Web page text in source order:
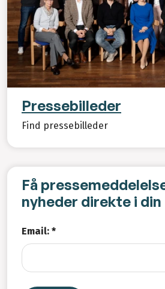
Pressebilleder
Find pressebilleder
Få
nyheder direkte i din
Email: *